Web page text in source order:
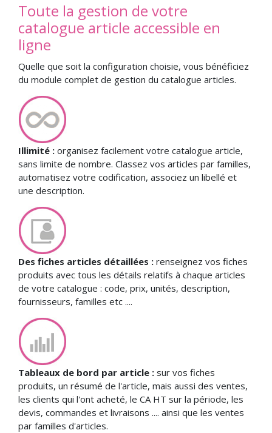
Toute la gestion de votre
catalogue article accessible en
ligne
Quelle que soit la configuration choisie, vous bénéficiez
du module complet de gestion du catalogue articles.
Illimité : organisez facilement votre catalogue article,
sans limite de nombre. Classez vos articles par familles,
automatisez votre codification, associez un libellé et
une description.
Des fiches articles détaillées : renseignez vos fiches
produits avec tous les détails relatifs à chaque articles
de votre catalogue : code, prix, unités, description,
fournisseurs, familles etc ....
Tableaux de bord par article : sur vos fiches
produits, un résumé de l'article, mais aussi des ventes,
les clients qui l'ont acheté, le CA HT sur la période, les
devis, commandes et livraisons .... ainsi que les ventes
par familles d'articles.